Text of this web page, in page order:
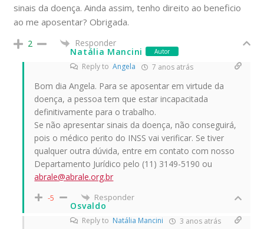
sinais da doença. Ainda assim, tenho direito ao beneficio
ao me aposentar? Obrigada.
2
Responder
Natália Mancini
Autor
Reply toAngela 7 anos atrás
Bom dia Angela. Para se aposentar em virtude da
doença, a pessoa tem que estar incapacitada
definitivamente para o trabalho.
Se não apresentar sinais da doença, não conseguirá,
pois o médico perito do INSS vai verificar. Se tiver
qualquer outra dúvida, entre em contato com nosso
Departamento Jurídico pelo (11) 3149-5190 ou
abrale@abrale.org.br
-5 Responder
Osvaldo
Reply to Natália Mancini 3 anos atrás